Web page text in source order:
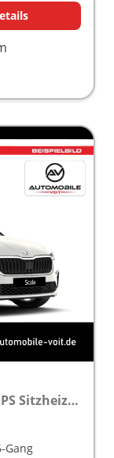
Extra Modelljahr 2027 1.0 TSI 116 PS Sitzheizung inkl. 5 J. Garantie frei konfigurierbar
Gang